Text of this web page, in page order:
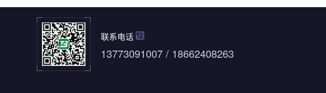
联系电话
13773091007 / 18662408263